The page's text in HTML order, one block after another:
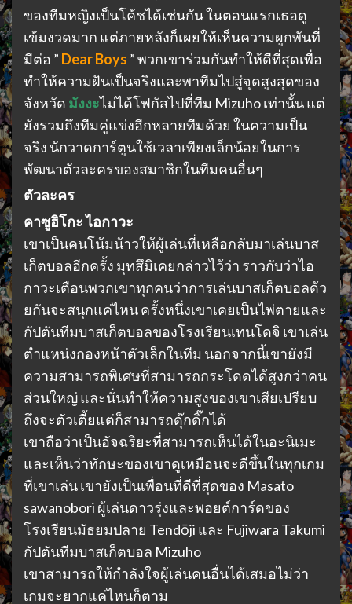
ของทีมหญิงเป็นโค้ชได้เช่นกัน ในตอนแรกเธอดู
เข้มงวดมาก แต่ภายหลังก็เผยให้เห็นความผูกพันที่
มีต่อ ” Dear Boys ” พวกเขาร่วมกันทำให้ดีที่สุดเพื่อ
ทำให้ความฝันเป็นจริงและพาทีมไปสู่จุดสูงสุดของ
จังหวัด มังงะไม่ได้โฟกัสไปที่ทีม Mizuho เท่านั้น แต่
ยังรวมถึงทีมคู่แข่งอีกหลายทีมด้วย ในความเป็น
จริง นักวาดการ์ตูนใช้เวลาเพียงเล็กน้อยในการ
พัฒนาตัวละครของสมาชิกในทีมคนอื่นๆ
ตัวละคร
คาซูฮิโกะ ไอกาวะ
เขาเป็นคนโน้มน้าวให้ผู้เล่นที่เหลือกลับมาเล่นบาส
เก็ตบอลอีกครั้ง มุทสึมิเคยกล่าวไว้ว่า ราวกับว่าไอ
กาวะเตือนพวกเขาทุกคนว่าการเล่นบาสเก็ตบอลด้ว
ยกันจะสนุกแค่ไหน ครั้งหนึ่งเขาเคยเป็นไพ่ตายและ
กัปตันทีมบาสเก็ตบอลของโรงเรียนเทนโดจิ เขาเล่น
ตำแหน่งกองหน้าตัวเล็กในทีม นอกจากนี้เขายังมี
ความสามารถพิเศษที่สามารถกระโดดได้สูงกว่าคน
ส่วนใหญ่ และนั่นทำให้ความสูงของเขาเสียเปรียบ
ถึงจะตัวเตี้ยแต่ก็สามารถดุ๊กดิ๊กได้
เขาถือว่าเป็นอัจฉริยะที่สามารถเห็นได้ในอะนิเมะ
และเห็นว่าทักษะของเขาดูเหมือนจะดีขึ้นในทุกเกม
ที่เขาเล่น เขายังเป็นเพื่อนที่ดีที่สุดของ Masato
sawanobori ผู้เล่นดาวรุ่งและพอยต์การ์ดของ
โรงเรียนมัธยมปลาย Tendōji และ Fujiwara Takumi
กัปตันทีมบาสเก็ตบอล Mizuho
เขาสามารถให้กำลังใจผู้เล่นคนอื่นได้เสมอไม่ว่า
เกมจะยากแค่ไหนก็ตาม